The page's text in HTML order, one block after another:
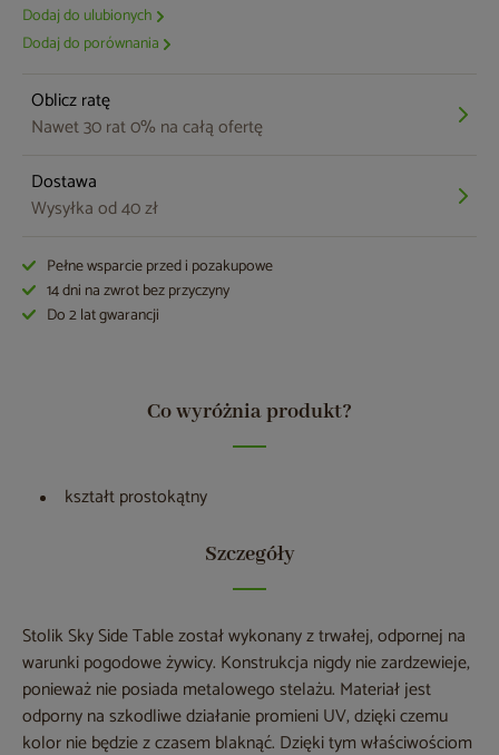
Dodaj do ulubionych
Dodaj do porównania
Oblicz ratę
Nawet 30 rat 0% na całą ofertę
Dostawa
Wysyłka od 40 zł
Pełne wsparcie przed i pozakupowe
14 dni na zwrot bez przyczyny
Do 2 lat gwarancji
Co wyróżnia produkt?
kształt prostokątny
Szczegóły
Stolik Sky Side Table został wykonany z trwałej, odpornej na
warunki pogodowe żywicy. Konstrukcja nigdy nie zardzewieje,
ponieważ nie posiada metalowego stelażu. Materiał jest
odporny na szkodliwe działanie promieni UV, dzięki czemu
kolor nie będzie z czasem blaknąć. Dzięki tym właściwościom